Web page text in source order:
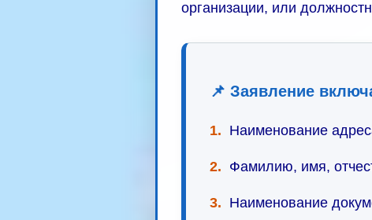
организации, или
📌 Заявление
1. Наименование
2. Фамилию, имя,
3. Наименование